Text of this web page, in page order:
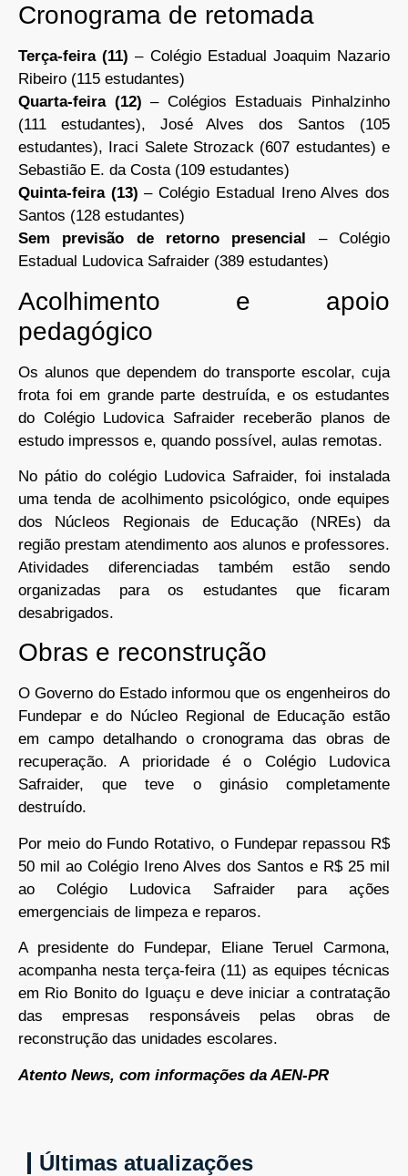
Cronograma de retomada
Terça-feira (11) – Colégio Estadual Joaquim Nazario
Ribeiro (115 estudantes)
Quarta-feira (12) – Colégios Estaduais Pinhalzinho
(111 estudantes), José Alves dos Santos (105
estudantes), Iraci Salete Strozack (607 estudantes) e
Sebastião E. da Costa (109 estudantes)
Quinta-feira (13) – Colégio Estadual Ireno Alves dos
Santos (128 estudantes)
Sem previsão de retorno presencial
– Colégio
Estadual Ludovica Safraider (389 estudantes)
Acolhimento e apoio
pedagógico
Os alunos que dependem do transporte escolar, cuja
frota foi em grande parte destruída, e os estudantes
do Colégio Ludovica Safraider receberão planos de
estudo impressos e, quando possível, aulas remotas.
No pátio do colégio Ludovica Safraider, foi instalada
uma tenda de acolhimento psicológico, onde equipes
dos Núcleos Regionais de Educação (NREs) da
região prestam atendimento aos alunos e professores.
Atividades diferenciadas também estão sendo
organizadas para os estudantes que ficaram
desabrigados.
Obras e reconstrução
O Governo do Estado informou que os engenheiros do
Fundepar e do Núcleo Regional de Educação estão
em campo detalhando o cronograma das obras de
recuperação. A prioridade é o Colégio Ludovica
Safraider, que teve o ginásio completamente
destruído.
Por meio do Fundo Rotativo, o Fundepar repassou R$
50 mil ao Colégio Ireno Alves dos Santos e R$ 25 mil
ao Colégio Ludovica Safraider para ações
emergenciais de limpeza e reparos.
A presidente do Fundepar, Eliane Teruel Carmona,
acompanha nesta terça-feira (11) as equipes técnicas
em Rio Bonito do Iguaçu e deve iniciar a contratação
das empresas responsáveis pelas obras de
reconstrução das unidades escolares.
Atento News, com informações da AEN-PR
Últimas atualizações